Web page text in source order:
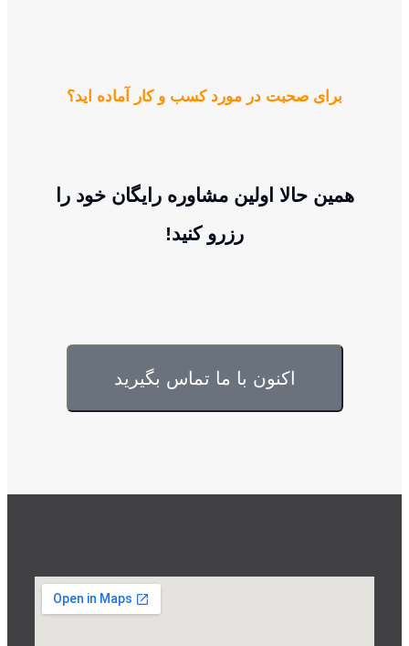
برای صحبت در مورد کسب و کار آماده اید؟
همین حالا اولین مشاوره رایگان خود را
رزرو کنید!
اکنون با ما تماس بگیرید